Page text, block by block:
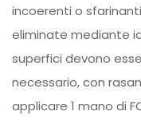
incoerenti o sfarinanti
eliminate mediante
superfici devono
necessario, con
applicare 1 mano di